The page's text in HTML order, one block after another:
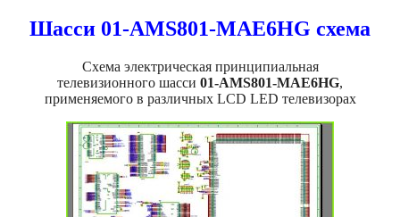
Шасси 01-AMS801-MAE6HG схема
Схема электрическая принципиальная
телевизионного шасси 01-AMS801-MAE6HG,
применяемого в различных LCD LED телевизорах